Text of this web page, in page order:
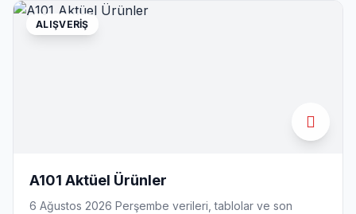
ALIŞVERIŞ
A101 Aktüel Ürünler
6 Ağustos 2026 Perşembe verileri, tablolar ve son